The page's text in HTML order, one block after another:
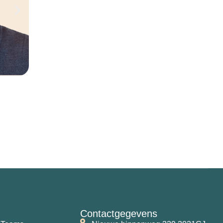
Contactgegevens